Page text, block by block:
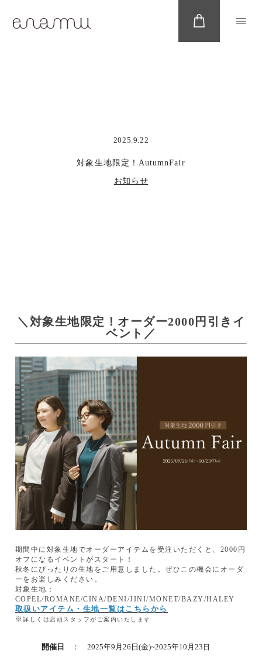
2025.9.22
対象生地限定！AutumnFair
お知らせ
＼対象生地限定！オーダー2000円引きイ
ベント／
期間中に対象生地でオーダーアイテムを受注いただくと、2000円
オフになるイベントがスタート！
秋冬にぴったりの生地をご用意しました。ぜひこの機会にオーダ
ーをお楽しみください。
対象生地：
COPEL/ROMANE/CINA/DENI/JINI/MONET/BAZY/HALEY
取扱いアイテム・生地一覧はこちらから
※詳しくは店頭スタッフがご案内いたします
開催日 ： 2025年9月26日(金)~2025年10月23 日